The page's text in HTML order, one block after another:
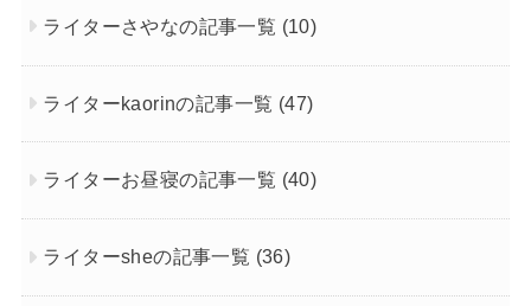
ライターさやなの記事一覧 (10)
ライターkaorinの記事一覧 (47)
ライターお昼寝の記事一覧 (40)
ライターsheの記事一覧 (36)